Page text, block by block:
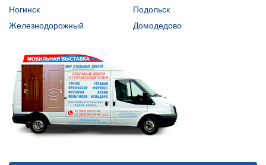
Ногинск
Подольск
Железнодорожный
Домодедово